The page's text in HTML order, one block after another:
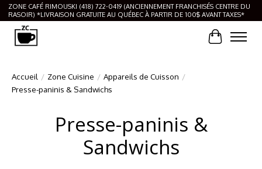
ZONE CAFÉ RIMOUSKI (418) 722-0419 (ANCIENNEMENT FRANCHISÉS CENTRE DU
RASOIR) *LIVRAISON GRATUITE AU QUÉBEC À PARTIR DE 100$ AVANT TAXES*
Panier
Accueil / Zone Cuisine / Appareils de Cuisson /
Presse-paninis & Sandwichs
Presse-paninis &
Sandwichs